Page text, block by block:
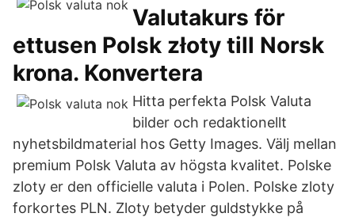
Valutakurs för
ettusen Polsk złoty till Norsk
krona. Konvertera
Hitta perfekta Polsk Valuta
bilder och redaktionellt
nyhetsbildmaterial hos Getty Images. Välj mellan
premium Polsk Valuta av högsta kvalitet. Polske
zloty er den officielle valuta i Polen. Polske zloty
forkortes PLN. Zloty betyder guldstykke på